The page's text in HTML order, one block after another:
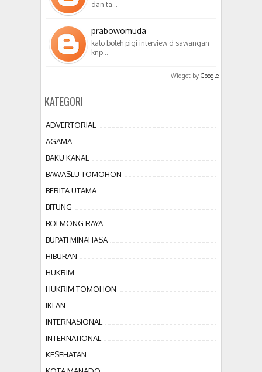
dan ta…
prabowomuda
kalo boleh pigi interview d sawangan
knp…
Widget by Google
KATEGORI
ADVERTORIAL
AGAMA
BAKU KANAL
BAWASLU TOMOHON
BERITA UTAMA
BITUNG
BOLMONG RAYA
BUPATI MINAHASA
HIBURAN
HUKRIM
HUKRIM TOMOHON
IKLAN
INTERNASIONAL
INTERNATIONAL
KESEHATAN